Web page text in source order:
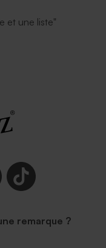
et une liste"
remarque ?